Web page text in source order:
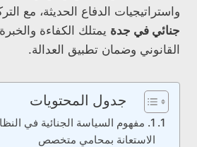
واستراتيجيات الدفاع الحديثة، مع
جنائي في جدة يمتلك الكفاءة
القانوني وضمان تطبيق العدالة.
جدول المحتويات
1. مفهوم السياسة الجنائية في
الاستعانة بمحامي متخصص